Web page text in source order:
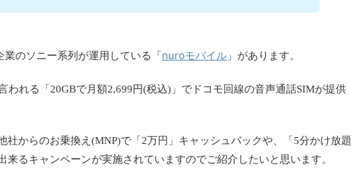
のソニー系列が運用している「 nuroモバイル 」があります。
われる「20GBで月額2,699円(税込)」でドコモ回線の音声通話SIMが提供
社からのお乗換え(MNP)で「2万円」キャッシュバックや、「5分かけ放題
来るキャンペーンが実施されていますのでご紹介したいと思います。